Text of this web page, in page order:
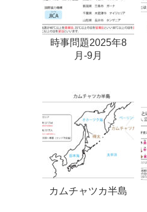
時事問題2025年8
月-9月
カムチャツカ半島